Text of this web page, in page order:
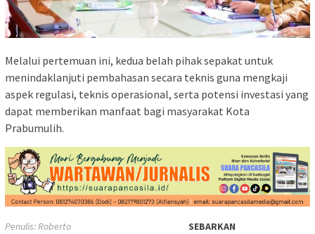
Melalui pertemuan ini, kedua belah pihak sepakat untuk
menindaklanjuti pembahasan secara teknis guna mengkaji
aspek regulasi, teknis operasional, serta potensi investasi yang
dapat memberikan manfaat bagi masyarakat Kota
Prabumulih.
Penulis: Roberto
SEBARKAN